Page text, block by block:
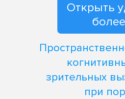
Открыть
зрительных
при